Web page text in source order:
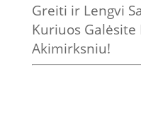
Greiti ir Lengvi
Kuriuos Galėsite
Akimirksniu!